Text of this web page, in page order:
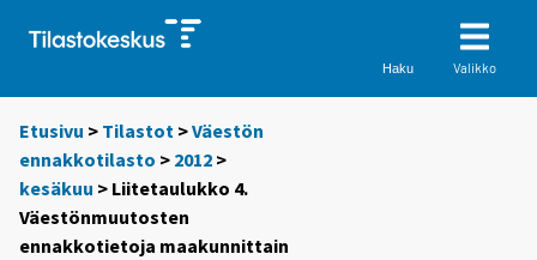
Haku Valikko
Etusivu > Tilastot >Väestön
ennakkotilasto > 2012 >
kesäkuu > Liitetaulukko 4.
Väestönmuutosten
ennakkotietoja maakunnittain